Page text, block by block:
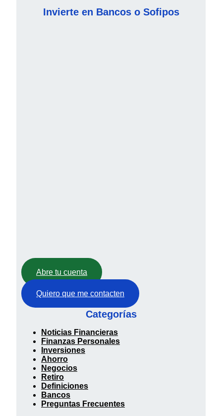
Invierte en Bancos o Sofipos
Abre tu cuenta
Quiero que me contacten
Categorías
Noticias Financieras
Finanzas Personales
Inversiones
Ahorro
Negocios
Retiro
Definiciones
Bancos
Preguntas Frecuentes